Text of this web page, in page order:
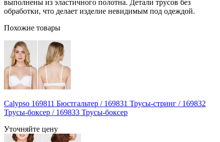
выполнены из эластичного полотна. Детали трусов без
обработки, что делает изделие невидимым под одеждой.
Похожие товары
Calypso 169811 Бюстгальтер / 169831 Трусы-стринг / 169832
Трусы-боксер / 169833 Трусы-боксер
Уточняйте цену